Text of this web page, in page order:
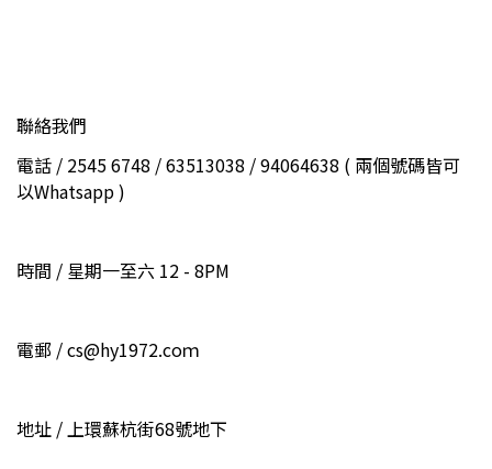
聯絡我們
電話 / 2545 6748 / 63513038 / 94064638 ( 兩個號碼皆可
以Whatsapp )
時間 / 星期一至六 12 - 8PM
電郵 / cs@hy1972.coｍ
地址 / 上環蘇杭街68號地下